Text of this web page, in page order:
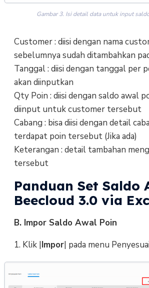
Gambar 3. Isi detail data untuk input
Customer : diisi dengan nama
sebelumnya sudah ditambahkan
Tanggal : diisi dengan tanggal per
akan diinputkan
Qty Poin : diisi dengan saldo awal
diinput untuk customer tersebut
Cabang : bisa diisi dengan detail
terdapat poin tersebut (Jika ada)
Keterangan : detail tambahan
tersebut
Panduan Set Saldo
Beecloud 3.0 via
B. Impor Saldo Awal Poin
1. Klik |Impor| pada menu